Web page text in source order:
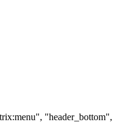
"header_bottom",